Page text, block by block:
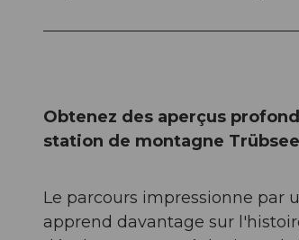
Obtenez des aperçus
station de montagne
Le parcours impressionne par
apprend davantage sur